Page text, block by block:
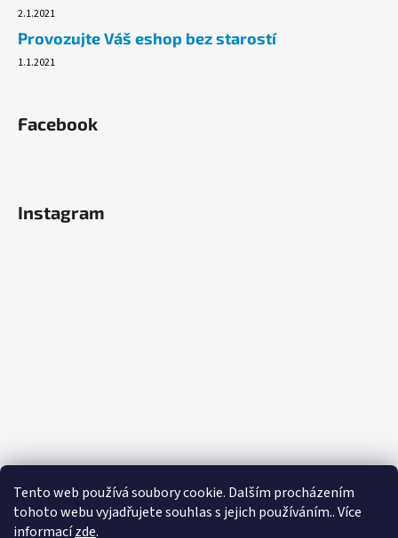
Tento web používá soubory cookie. Dalším procházením
tohoto webu vyjadřujete souhlas s jejich používáním.. Více
informacízde.
2.1.2021
Provozujte Váš eshop bez starostí
1.1.2021
Facebook
Instagram